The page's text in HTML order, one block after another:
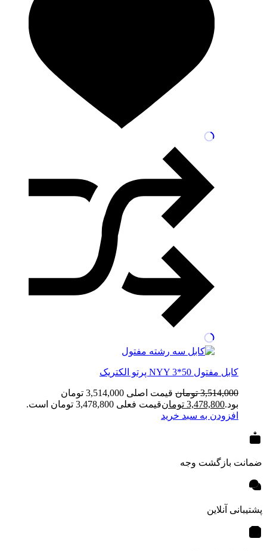
کابل مفتول NYY 3*50 پرتو الکتریک
3,514,000 تومان
قیمت اصلی 3,514,000 تومان
بود.3,478,800 تومانقیمت فعلی 3,478,800 تومان است.
افزودن به سبد خرید
ضمانت بازگشت وجه
پشتیبانی آنلاین